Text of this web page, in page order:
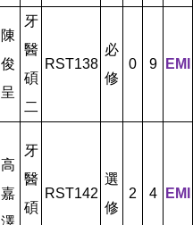
陳
俊
呈
牙
醫
碩
二
RST138
必
修
0 9 EMI
高
嘉
澤
牙
醫
碩
RST142
選
修
2 4 EMI